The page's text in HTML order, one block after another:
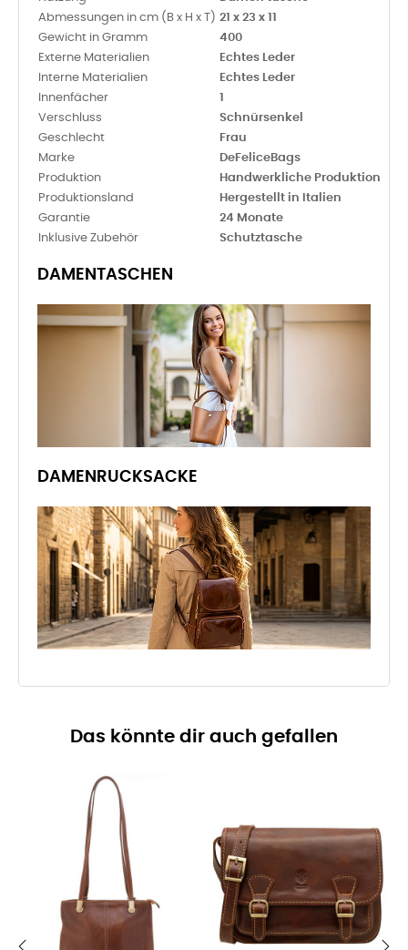
Abmessungen in cm (B x H x T) 21 x 23 x 11
Gewicht in Gramm
400
Externe Materialien
Echtes Leder
Interne Materialien
Echtes Leder
Innenfächer
1
Verschluss
Schnürsenkel
Geschlecht
Frau
Marke
DeFeliceBags
Produktion
Handwerkliche Produktion
Produktionsland
Hergestellt in Italien
Garantie
24 Monate
Inklusive Zubehör
Schutztasche
DAMENTASCHEN
DAMENRUCKSACKE
Das könnte dir auch gefallen